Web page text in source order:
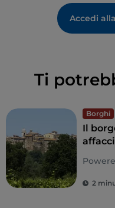
Accedi
Ti
Borghi
Il
2